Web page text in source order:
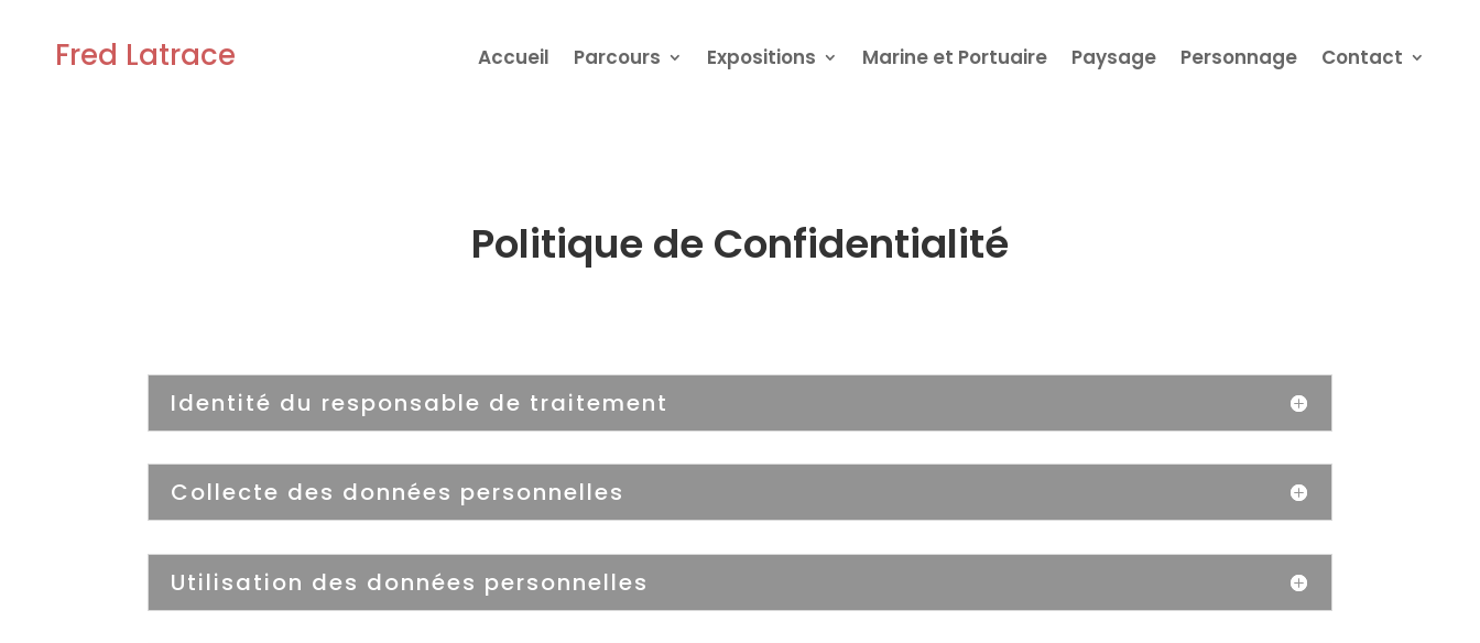
Fred Latrace Accueil Parcours Expositions Marine et Portuaire Paysage Personnage Contact
Politique de Confidentialité
Identité du responsable de traitement
Collecte des données personnelles
Utilisation des données personnelles